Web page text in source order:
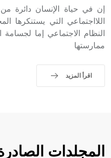
إن في حياة الإنسان دائرة
اللااجتماعي التي يستنكرها
النظام الاجتماعي إما
ممارستها
اقرأ المزيد
المجلدات